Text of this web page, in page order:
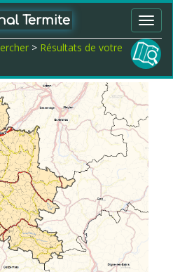
Termite
> Résultats de votre